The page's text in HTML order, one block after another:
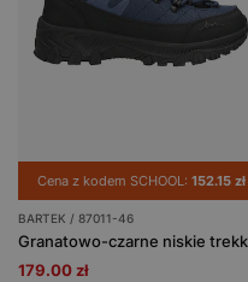
Cena z kodem SCHOOL: 152.15 zł
BARTEK / 87011-46
179.00 zł